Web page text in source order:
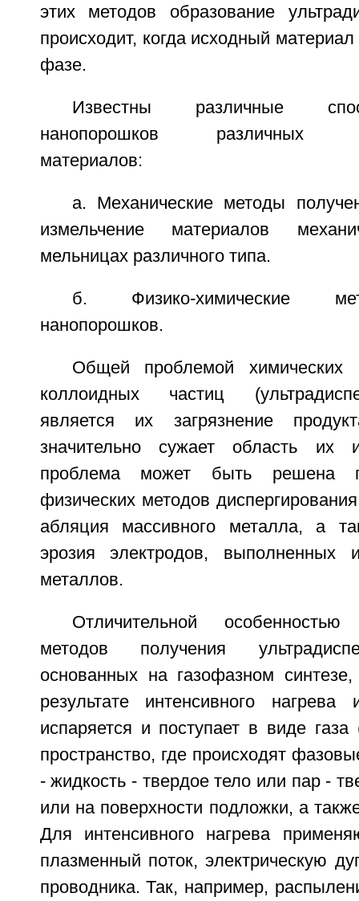
этих методов образование
происходит, когда исходный
фазе.
Известны различные
нанопорошков различных
материалов:
а. Механические методы
измельчение материалов
мельницах различного типа.
б. Физико-химические
нанопорошков.
Общей проблемой химических
коллоидных частиц
является их загрязнение
значительно сужает область их
проблема может быть решена
физических методов
абляция массивного металла, а
эрозия электродов, выполненных
металлов.
Отличительной особенностью
методов получения
основанных на газофазном
результате интенсивного нагрева
испаряется и поступает в виде
пространство, где происходят
- жидкость - твердое тело или пар -
или на поверхности подложки, а
Для интенсивного нагрева
плазменный поток, электрическую
проводника. Так, например,